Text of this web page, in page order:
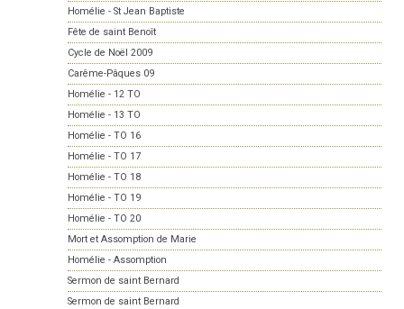
Homélie - St Jean Baptiste
Fête de saint Benoît
Cycle de Noël 2009
Carême-Pâques 09
Homélie - 12 TO
Homélie - 13 TO
Homélie - TO 16
Homélie - TO 17
Homélie - TO 18
Homélie - TO 19
Homélie - TO 20
Mort et Assomption de Marie
Homélie - Assomption
Sermon de saint Bernard
Sermon de saint Bernard